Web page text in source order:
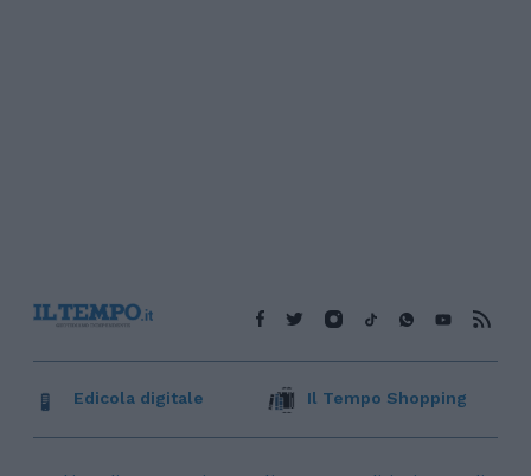
Edicola digitale Il Tempo Shopping